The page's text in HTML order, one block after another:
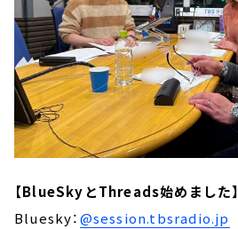
【BlueSkyとThreads始めました】
Bluesky：@session.tbsradio.jp